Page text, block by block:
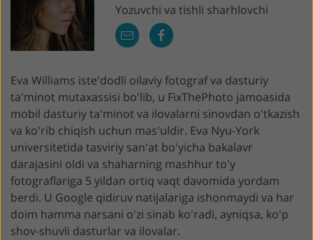
Yozuvchi va tishli sharhlovchi
Eva Williams iste'dodli oilaviy fotograf va dasturiy
ta'minot mutaxassisi bo'lib, u FixThePhoto jamoasida
mobil dasturiy ta'minot va ilovalarni sinovdan o'tkazish
va ko'rib chiqish uchun mas'uldir. Eva Nyu-York
universitetida tasviriy san'at bo'yicha bakalavr
darajasini oldi va shaharning mashhur to'y
fotograflariga 5 yildan ortiq vaqt davomida yordam
berdi. U Google qidiruv natijalariga ishonmaydi va har
doim hamma narsani o'zi sinab ko'radi, ayniqsa, ko'p
shov-shuvli dasturlar va ilovalar.